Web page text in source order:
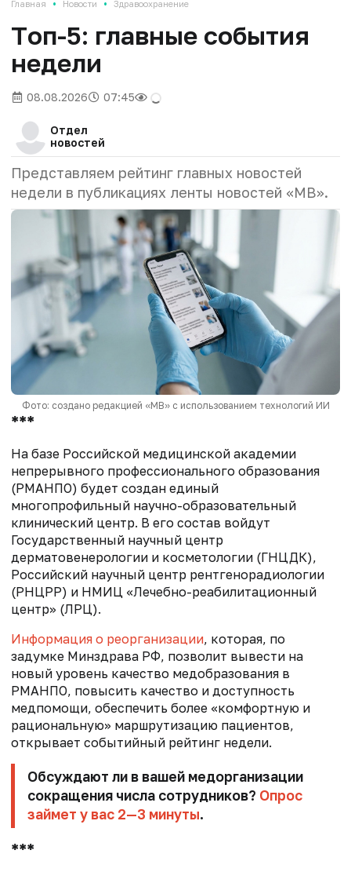
Главная • Новости • Здравоохранение
Tоп-5: главные события
недели
08.08.2026 07:45
Отдел
новостей
Представляем рейтинг главных новостей
недели в публикациях ленты новостей «МВ».
Фото: создано редакцией «МВ» с использованием технологий ИИ
***
На базе Российской медицинской академии
непрерывного профессионального образования
(РМАНПО) будет создан единый
многопрофильный научно-образовательный
клинический центр. В его состав войдут
Государственный научный центр
дерматовенерологии и косметологии (ГНЦДК),
Российский научный центр рентгенорадиологии
(РНЦРР) и НМИЦ «Лечебно-реабилитационный
центр» (ЛРЦ).
Информация о реорганизации, которая, по
задумке Минздрава РФ, позволит вывести на
новый уровень качество медобразования в
РМАНПО, повысить качество и доступность
медпомощи, обеспечить более «комфортную и
рациональную» маршрутизацию пациентов,
открывает событийный рейтинг недели.
Обсуждают ли в вашей медорганизации
сокращения числа сотрудников? Опрос
займет у вас 2—3 минуты.
***